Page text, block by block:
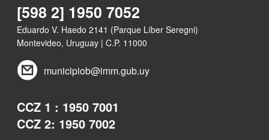
[598 2] 1950 7052
Eduardo V. Haedo 2141 (Parque Líber Seregni)
Montevideo, Uruguay | C.P. 11000
municipiob@imm.gub.uy
CCZ 1 : 1950 7001
CCZ 2: 1950 7002